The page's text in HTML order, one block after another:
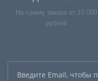
На сумму заказа от 10 000
рублей